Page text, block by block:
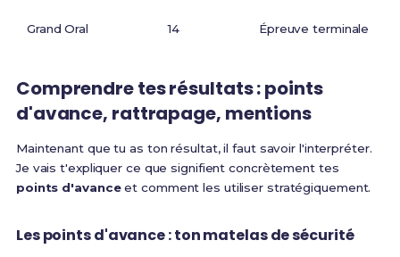
Grand Oral 14 Épreuve terminale
Comprendre tes résultats : points
d'avance, rattrapage, mentions
Maintenant que tu as ton résultat, il faut savoir l'interpréter.
Je vais t'expliquer ce que signifient concrètement tes
points d'avanceet comment les utiliser stratégiquement.
Les points d'avance : ton matelas de sécurité